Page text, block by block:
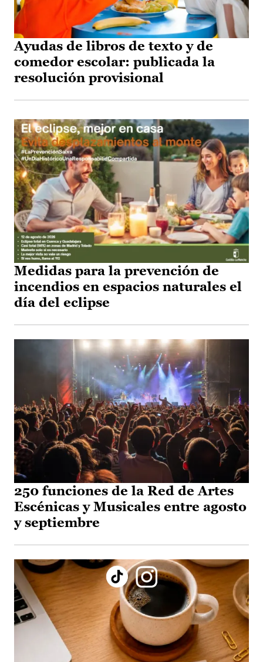
Ayudas de libros de texto y de
comedor escolar: publicada la
resolución provisional
Medidas para la prevención de
incendios en espacios naturales el
día del eclipse
250 funciones de la Red de Artes
Escénicas y Musicales entre agosto
y septiembre